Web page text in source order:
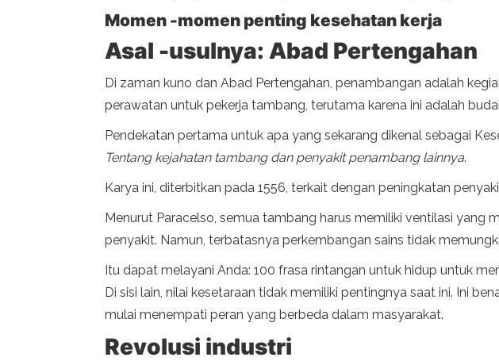
Momen -momen penting kesehatan kerja
Asal -usulnya: Abad Pertengahan
Di zaman kuno dan Abad Pertengahan, penambangan adalah
perawatan untuk pekerja tambang, terutama karena ini adalah
Pendekatan pertama untuk apa yang sekarang dikenal sebagai
Tentang kejahatan tambang dan penyakit penambang lainnya.
Karya ini, diterbitkan pada 1556, terkait dengan peningkatan
Menurut Paracelso, semua tambang harus memiliki ventilasi yang
penyakit. Namun, terbatasnya perkembangan sains tidak
Itu dapat melayani Anda: 100 frasa rintangan untuk hidup untuk
Di sisi lain, nilai kesetaraan tidak memiliki pentingnya saat ini. Ini
mulai menempati peran yang berbeda dalam masyarakat.
Revolusi industri